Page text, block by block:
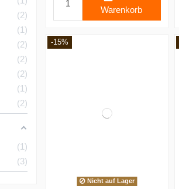
Warenkorb
-15%
Nicht auf Lager
2
1
2
2
2
1
2
1
3